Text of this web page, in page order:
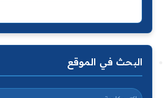
البحث في الموقع